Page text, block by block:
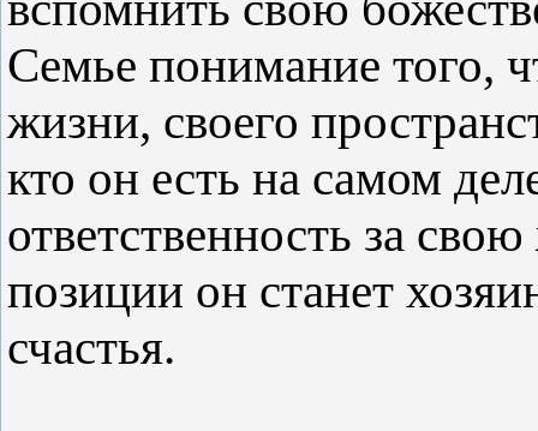
Семье понимание того,
жизни, своего
кто он есть на самом
ответственность за
позиции он станет
счастья.